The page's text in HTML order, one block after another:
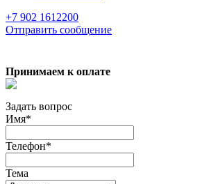
+7 902 1612200
Отправить сообщение
Принимаем к оплате
Задать вопрос
Имя*
Телефон*
Тема